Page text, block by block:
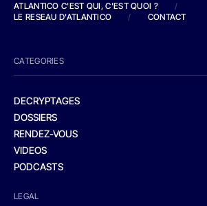
ATLANTICO C'EST QUI, C'EST QUOI ?
/
LE RESEAU D'ATLANTICO
/ CONTACT
CATEGORIES
DECRYPTAGES
DOSSIERS
RENDEZ-VOUS
VIDEOS
PODCASTS
LEGAL